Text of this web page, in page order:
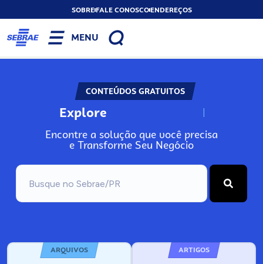
SOBREFALE CONOSCOENDEREÇOS
MENU
CONTEÚDOS GRATUITOS
Explore N
Encontre a solução que você precisa
e Transforme Seu Negócio
ARQUIVOS ARTIGOS